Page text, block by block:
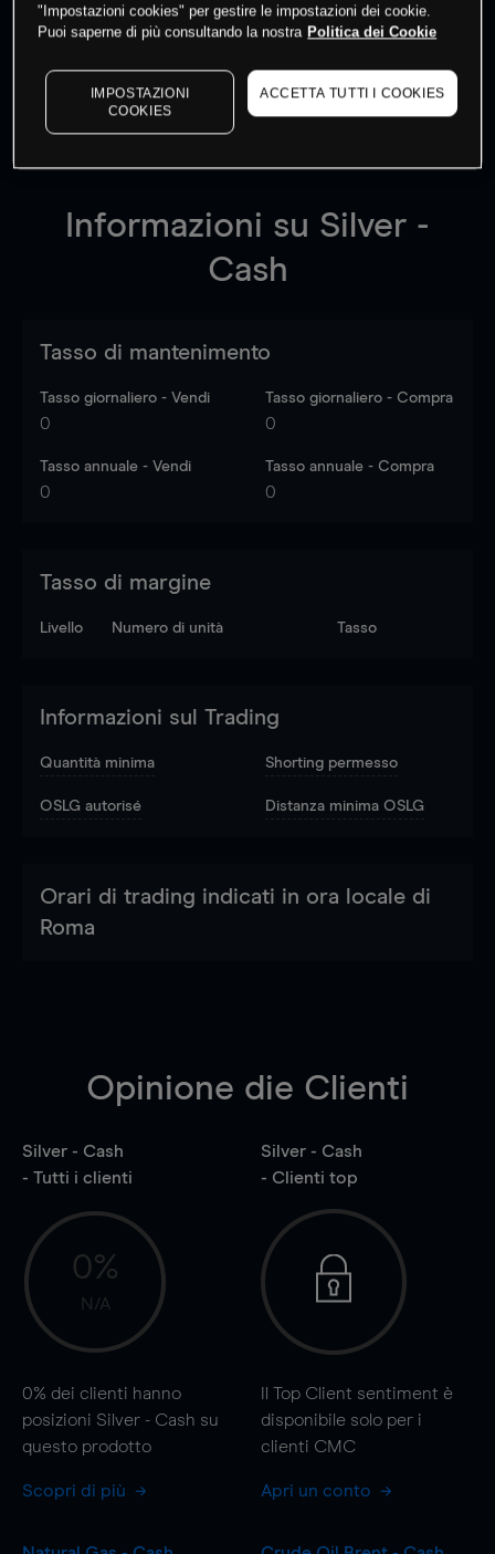
I prezzi sono solo indicativi.
per vedere gli ultimi
dati di mercatoLog in to see latest market data
Informazioni su Silver -
Cash
Tasso di mantenimento
Tasso giornaliero - Vendi
0
Tasso giornaliero - Compra
0
Tasso annuale - Vendi
0
Tasso annuale - Compra
0
Tasso di margine
Livello Numero di unità Tasso
Informazioni sul Trading
Quantità minima Shorting permesso
OSLG autorisé Distanza minima OSLG
Orari di trading indicati in ora locale di
Roma
Opinione die Clienti
Silver - Cash
- Tutti i clienti
0%
N/A
0% dei clienti hanno
posizioni Silver - Cash su
questo prodotto
Scopri di più
Silver - Cash
- Clienti top
Il Top Client sentiment è
disponibile solo per i
clienti CMC
Apri un conto
"Impostazioni cookies" per gestire le impostazioni dei cookie.
Puoi saperne di più consultando la nostra Politica dei Cookie
IMPOSTAZIONI
COOKIES
ACCETTA TUTTI I COOKIES